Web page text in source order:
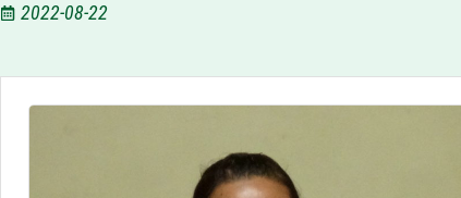
2022-08-22